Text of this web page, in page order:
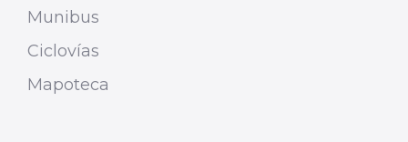
Munibus
Ciclovías
Mapoteca